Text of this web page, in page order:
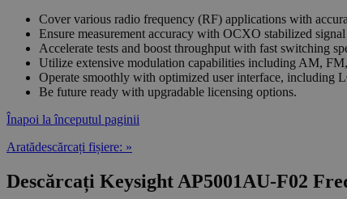
Cover various radio frequency (RF) applications with
Ensure measurement accuracy with OCXO stabilized
Accelerate tests and boost throughput with fast switching
Utilize extensive modulation capabilities including AM,
Operate smoothly with optimized user interface, including
Be future ready with upgradable licensing options.
Înapoi la începutul paginii
Aratădescărcați fișiere: »
Descărcați Keysight AP5001AU-F02